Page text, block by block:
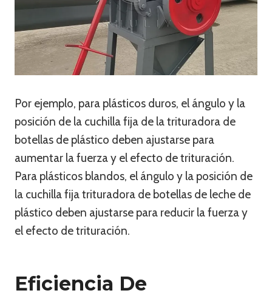
Por ejemplo, para plásticos duros, el ángulo y la
posición de la cuchilla fija de la trituradora de
botellas de plástico deben ajustarse para
aumentar la fuerza y ​​el efecto de trituración.
Para plásticos blandos, el ángulo y la posición de
la cuchilla fija trituradora de botellas de leche de
plástico deben ajustarse para reducir la fuerza y ​​
el efecto de trituración.
Eficiencia De